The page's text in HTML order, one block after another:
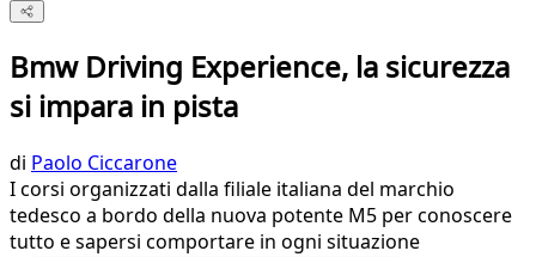
Bmw Driving Experience, la sicurezza
si impara in pista
di Paolo Ciccarone
I corsi organizzati dalla filiale italiana del marchio
tedesco a bordo della nuova potente M5 per conoscere
tutto e sapersi comportare in ogni situazione